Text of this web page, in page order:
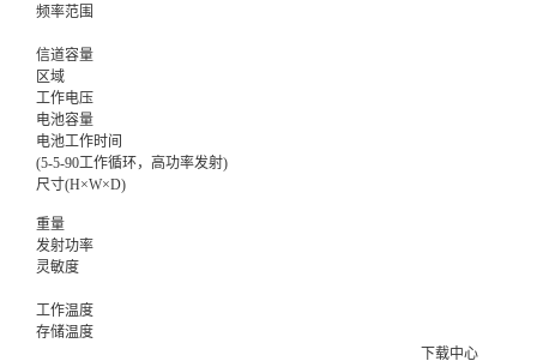
频率范围
信道容量
区域
工作电压
电池容量
电池工作时间
(5-5-90工作循环，高功率发射)
尺寸(H×W×D)
重量
发射功率
灵敏度
工作温度
存储温度
下载中心